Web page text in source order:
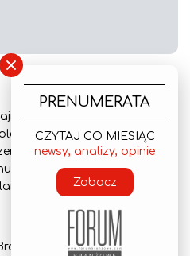
wydaniu
numerze
gazety
2026
×
PRENUMERATA
CZYTAJ CO MIESIĄC
newsy, analizy, opinie
Zobacz